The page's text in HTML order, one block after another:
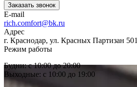
Заказать звонок
E-mail
rich.comfort@bk.ru
Адрес
г. Краснодар, ул. Красных Партизан 501
Режим работы
Будни: с 10:00 до 20:00
Выходные: с 10:00 до 19:00